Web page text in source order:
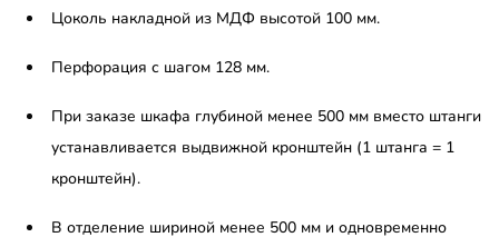
Цоколь накладной из МДФ высотой 100 мм.
Перфорация с шагом 128 мм.
При заказе шкафа глубиной менее 500 мм вместо штанги
устанавливается выдвижной кронштейн (1 штанга = 1
кронштейн).
В отделение шириной менее 500 мм и одновременно